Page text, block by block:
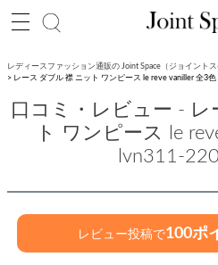
レディースファッション通販の Joint Space（ジョイントス
レース ダブル 襟 ニット ワンピース le reve vaniller 全3
口コミ・レビュー -
ト ワンピース le
lvn311-
レビュー投稿で100ポ